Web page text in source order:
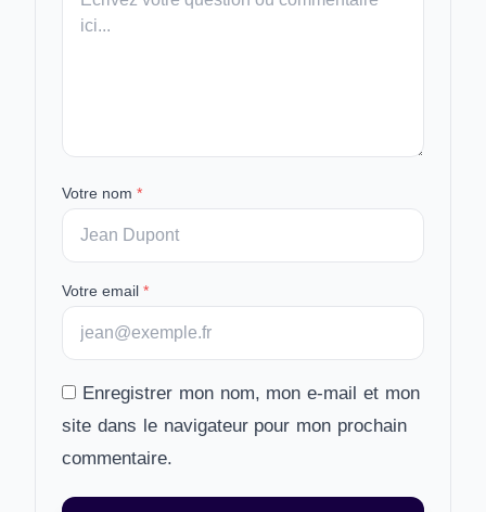
message
Votre nom *
Votre email *
Enregistrer mon nom, mon e-mail et mon
site dans le navigateur pour mon prochain
commentaire.